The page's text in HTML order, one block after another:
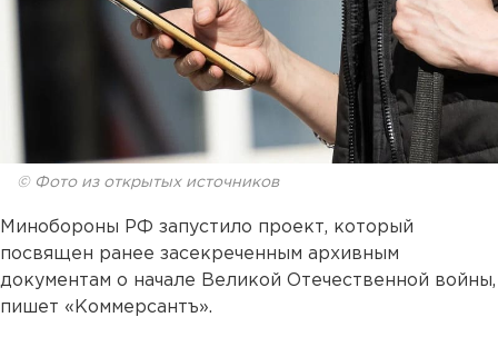
© Фото из открытых источников
Минобороны РФ запустило проект, который
посвящен ранее засекреченным архивным
документам о начале Великой Отечественной войны,
пишет «Коммерсантъ».